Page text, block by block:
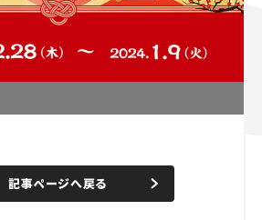
n
e
d
記事ページへ戻る